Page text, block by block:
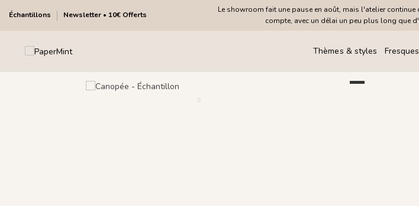
Échantillons Newsletter • 10€ Offerts
Le showroom fait une pause en août, mais l'atelier
compte, avec un délai un peu plus long que
Thèmes & styles Fresques